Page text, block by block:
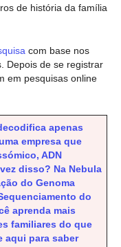
de história da família
com base nos
Depois de se registrar
em pesquisas online
apenas
empresa que
ADN
disso? Na Nebula
do Genoma
do
aprenda mais
familiares do que
aqui para saber